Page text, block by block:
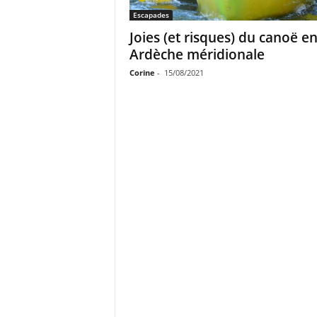
Escapades
Joies (et risques) du canoë en
Ardèche méridionale
Corine - 15/08/2021